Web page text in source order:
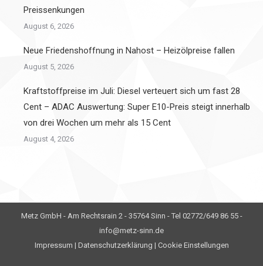
Preissenkungen
August 6, 2026
Neue Friedenshoffnung in Nahost – Heizölpreise fallen
August 5, 2026
Kraftstoffpreise im Juli: Diesel verteuert sich um fast 28
Cent – ADAC Auswertung: Super E10-Preis steigt innerhalb
von drei Wochen um mehr als 15 Cent
August 4, 2026
Metz GmbH - Am Rechtsrain 2 - 35764 Sinn - Tel 02772/649 86 55 -
info@metz-sinn.de
Impressum | Datenschutzerklärung | Cookie Einstellungen